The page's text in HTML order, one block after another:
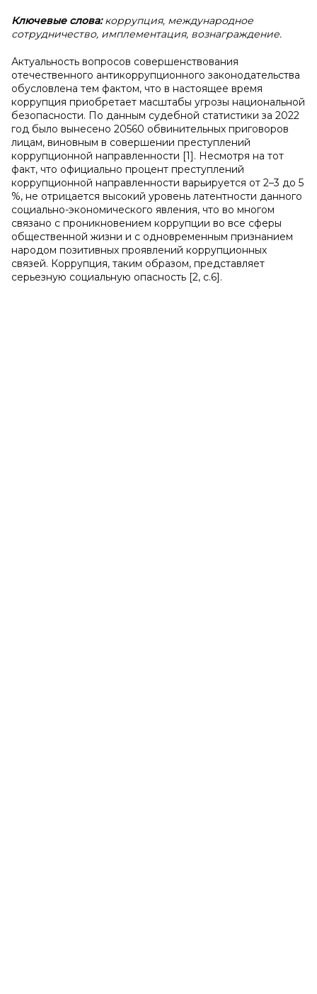
Ключевые слова:коррупция, международное
сотрудничество, имплементация, вознаграждение.
Актуальность вопросов совершенствования
отечественного антикоррупционного законодательства
обусловлена тем фактом, что в настоящее время
коррупция приобретает масштабы угрозы национальной
безопасности. По данным судебной статистики за 2022
год было вынесено 20560 обвинительных приговоров
лицам, виновным в совершении преступлений
коррупционной направленности [1]. Несмотря на тот
факт, что официально процент преступлений
коррупционной направленности варьируется от 2–3 до 5
%, не отрицается высокий уровень латентности данного
социально-экономического явления, что во многом
связано с проникновением коррупции во все сферы
общественной жизни и с одновременным признанием
народом позитивных проявлений коррупционных
связей. Коррупция, таким образом, представляет
серьезную социальную опасность [2, c.6].